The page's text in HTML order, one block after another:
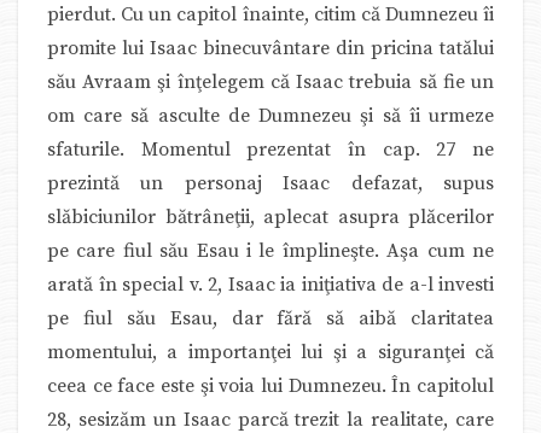
pierdut. Cu un capitol înainte, citim că Dumnezeu îi
promite lui Isaac binecuvântare din pricina tatălui
său Avraam şi înţelegem că Isaac trebuia să fie un
om care să asculte de Dumnezeu şi să îi urmeze
sfaturile. Momentul prezentat în cap. 27 ne
prezintă un personaj Isaac defazat, supus
slăbiciunilor bătrâneţii, aplecat asupra plăcerilor
pe care fiul său Esau i le împlineşte. Aşa cum ne
arată în special v. 2, Isaac ia iniţiativa de a-l investi
pe fiul său Esau, dar fără să aibă claritatea
momentului, a importanţei lui şi a siguranţei că
ceea ce face este şi voia lui Dumnezeu. În capitolul
28, sesizăm un Isaac parcă trezit la realitate, care